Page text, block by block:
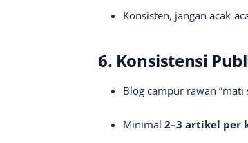
Konsisten, jangan acak-
6. Konsistensi
Blog campur rawan “mati
Minimal 2–3 artikel per